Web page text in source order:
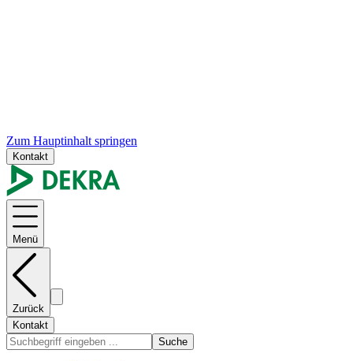
Zum Hauptinhalt springen
Kontakt
Menü
Zurück
Kontakt
Suche